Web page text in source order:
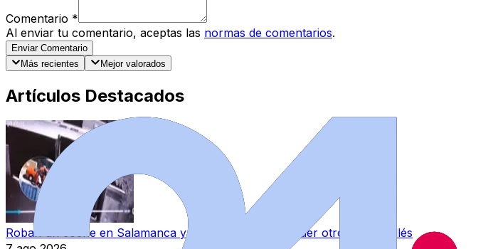
Comentario *
Al enviar tu comentario, aceptas las normas de comentarios.
Enviar Comentario
Más recientes
Mejor valorados
Artículos Destacados
Roban un coche en Salamanca y lo utilizan para sustraer otro en La Vellés